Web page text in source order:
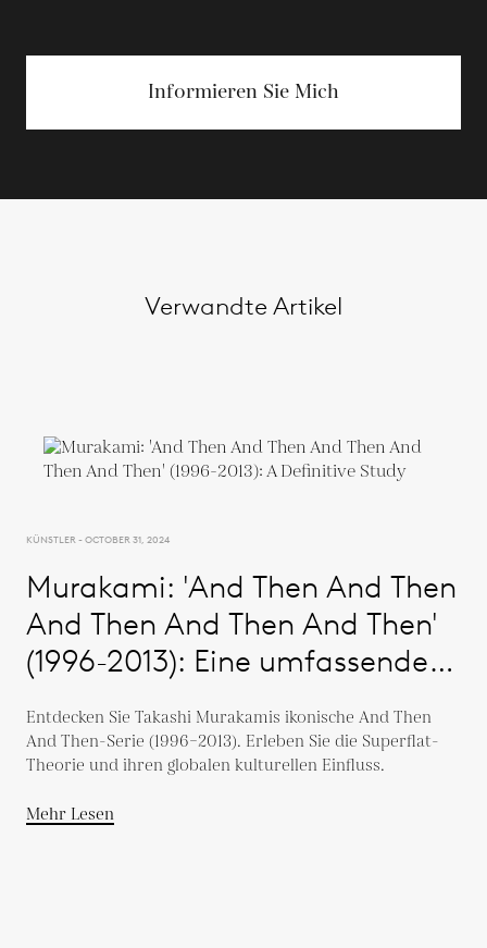
Informieren Sie Mich
Verwandte Artikel
KÜNSTLER - OCTOBER 31, 2024
Murakami: 'And Then And Then
And Then And Then And Then'
(1996-2013): Eine umfassende
Entdecken Sie Takashi Murakamis ikonische And Then
And Then-Serie (1996–2013). Erleben Sie die Superflat-
Theorie und ihren globalen kulturellen Einfluss.
Mehr Lesen